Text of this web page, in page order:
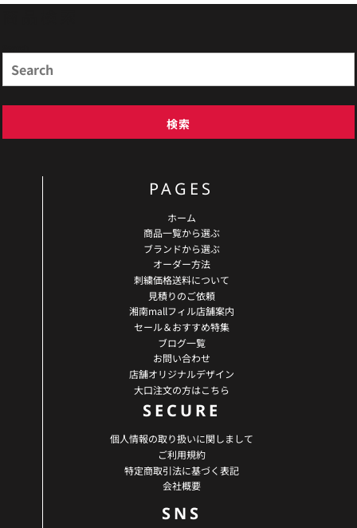
検索
PAGES
ホーム
商品一覧から選ぶ
ブランドから選ぶ
オーダー方法
刺繍価格送料について
見積りのご依頼
湘南mallフィル店舗案内
セール＆おすすめ特集
ブログ一覧
お問い合わせ
店舗オリジナルデザイン
大口注文の方はこちら
SECURE
個人情報の取り扱いに関しまして
ご利用規約
特定商取引法に基づく表記
会社概要
SNS